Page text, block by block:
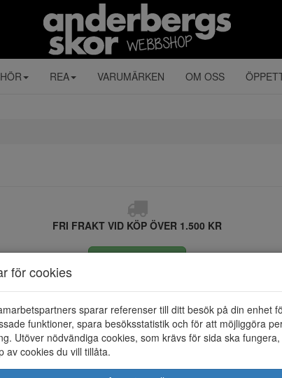
REA VARUMÄRKEN OM OSS
FRI FRAKT VID KÖP ÖVER 1.500 KR
för cookies
sparar referenser till ditt besök på din enhet
funktioner, spara besöksstatistik och för att möjliggöra
Utöver nödvändiga cookies, som krävs för sida ska
av cookies du vill tillåta.
Allmänt